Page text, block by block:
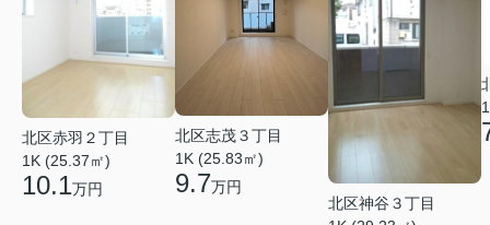
北区赤羽２丁目
1K (25.37㎡)
10.1万円
北区志茂３丁目
1K (25.83㎡)
9.7万円
北区神谷３丁目